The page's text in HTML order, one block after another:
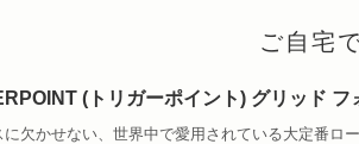
ご自宅
(トリガーポイント) グリッド フ
欠かせない、世界中で愛用されている大定番ロ